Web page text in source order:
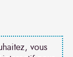
vous